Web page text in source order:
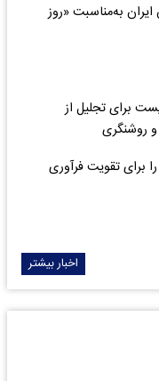
به‌مناسبت «روز
برای تجلیل از
روشنگری
برای تقویت فرآوری
اخبار بیشتر